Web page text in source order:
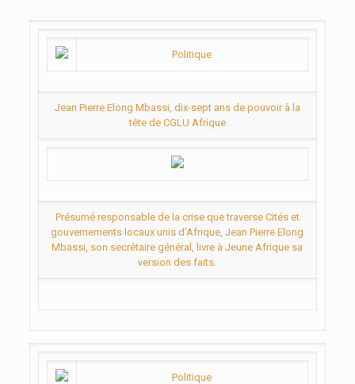
Politique
Jean Pierre Elong Mbassi, dix-sept ans de pouvoir à la
tête de CGLU Afrique
Présumé responsable de la crise que traverse Cités et
gouvernements locaux unis d’Afrique, Jean Pierre Elong
Mbassi, son secrétaire général, livre à Jeune Afrique sa
version des faits.
Politique